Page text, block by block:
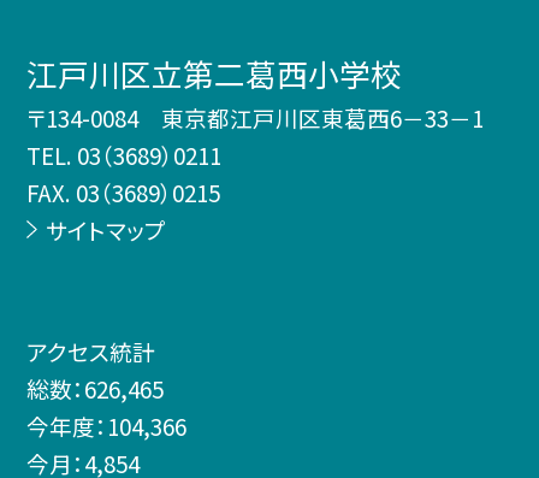
江戸川区立第二葛西小学校
〒134-0084 東京都江戸川区東葛西6－33－1
TEL. 03（3689）0211
FAX. 03（3689）0215
サイトマップ
アクセス統計
総数：626,465
今年度： 104,366
今月：4,854